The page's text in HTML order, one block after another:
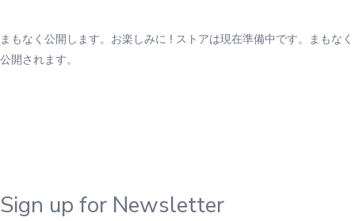
まもなく公開します。お楽しみに ! ストアは現在準備中です。まもなく
公開されます。
Sign up for Newsletter